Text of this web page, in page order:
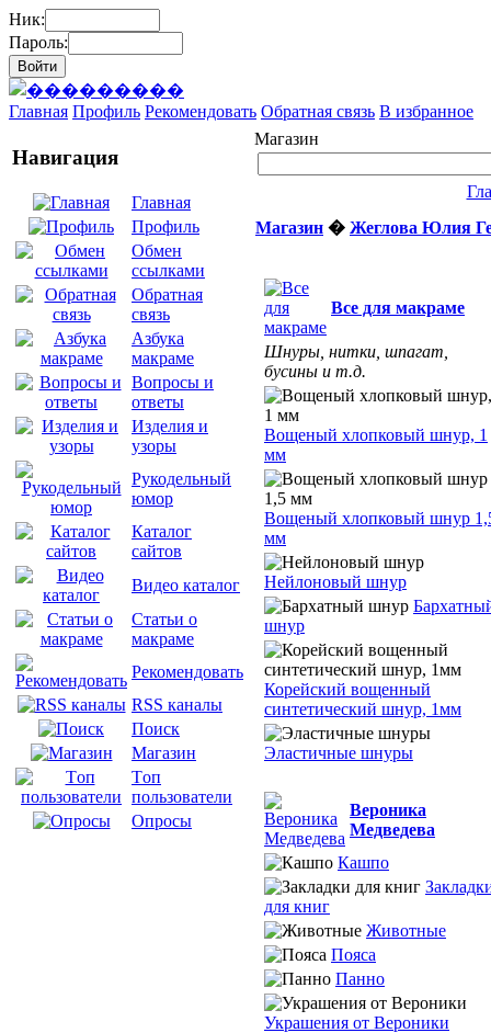
Ник:
Пароль:
Главная Профиль Рекомендовать Обратная связь В избранное
Навигация
Главная
Профиль
Обмен
ссылками
Обратная
связь
Азбука
макраме
Вопросы и
ответы
Изделия и
узоры
Рукодельный
юмор
Каталог
сайтов
Видео каталог
Статьи о
макраме
Рекомендовать
RSS каналы
Поиск
Магазин
Tоп
пользователи
Опросы
Магазин
Магазин � Жеглова Юлия
Все для макраме
Шнуры, нитки, шпагат,
бусины и т.д.
Вощеный хлопковый шнур, 1
мм
Вощеный хлопковый шнур
мм
Нейлоновый шнур
шнур
Корейский вощенный
синтетический шнур, 1мм
Эластичные шнуры
Вероника
Медведева
Кашпо
для книг
Животные
Пояса
Панно
Украшения от Вероники